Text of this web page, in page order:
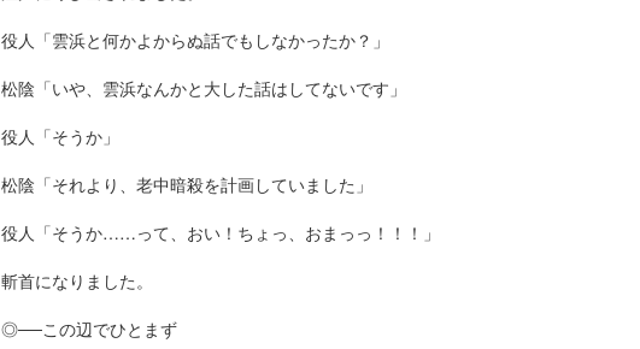
役人「雲浜と何かよからぬ話でもしなかったか？」
松陰「いや、雲浜なんかと大した話はしてないです」
役人「そうか」
松陰「それより、老中暗殺を計画していました」
役人「そうか……って、おい！ちょっ、おまっっ！！！」
斬首になりました。
◎──この辺でひとまず